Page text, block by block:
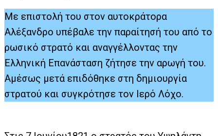
Με επιστολή του στον αυτοκράτορα
Αλέξανδρο υπέβαλε την παραίτησή του από το
ρωσικό στρατό και αναγγέλλοντας την
Ελληνική Επανάσταση ζήτησε την αρωγή του.
Αμέσως μετά επιδόθηκε στη δημιουργία
στρατού και συγκρότησε τον Ιερό Λόχο.